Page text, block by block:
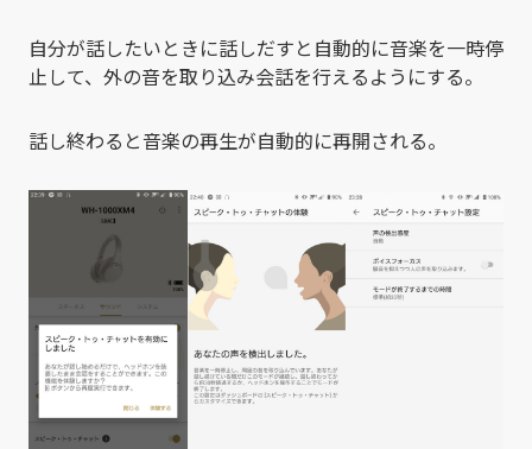
自分が話したいときに話しだすと自動的に音楽を一時停
止して、外の音を取り込み会話を行えるようにする。
話し終わると音楽の再生が自動的に再開される。